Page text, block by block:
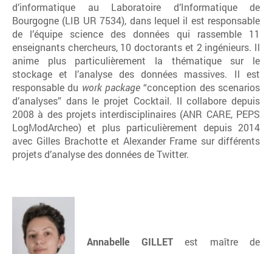
d’informatique au Laboratoire d’Informatique de
Bourgogne (LIB UR 7534), dans lequel il est responsable
de l’équipe science des données qui rassemble 11
enseignants chercheurs, 10 doctorants et 2 ingénieurs. Il
anime plus particulièrement la thématique sur le
stockage et l’analyse des données massives. Il est
responsable du work package “conception des scenarios
d’analyses” dans le projet Cocktail. Il collabore depuis
2008 à des projets interdisciplinaires (ANR CARE, PEPS
LogModArcheo) et plus particulièrement depuis 2014
avec Gilles Brachotte et Alexander Frame sur différents
projets d’analyse des données de Twitter.
Annabelle GILLETest maître de